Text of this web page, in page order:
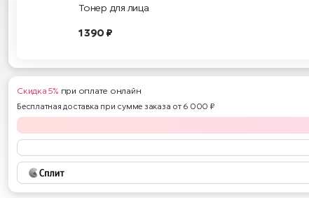
Тонер для лица
1 390 ₽
Скидка 5% при оплате онлайн
Бесплатная доставка при сумме заказа от 6 000 ₽